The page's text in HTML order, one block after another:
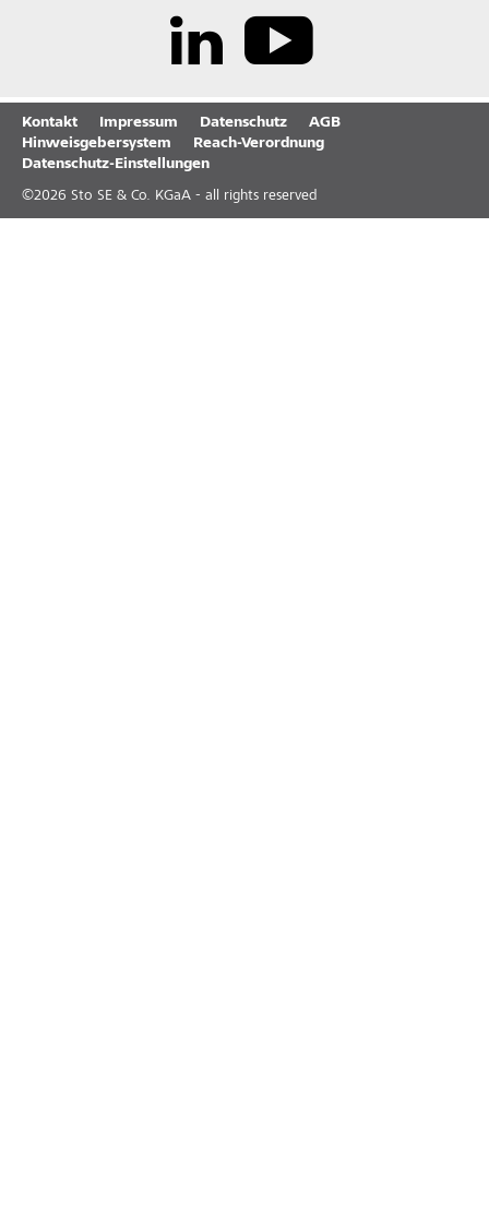
Kontakt Impressum Datenschutz
AGB
Hinweisgebersystem
Reach-Verordnung
Datenschutz-Einstellungen
©2026 Sto SE & Co. KGaA - all rights reserved